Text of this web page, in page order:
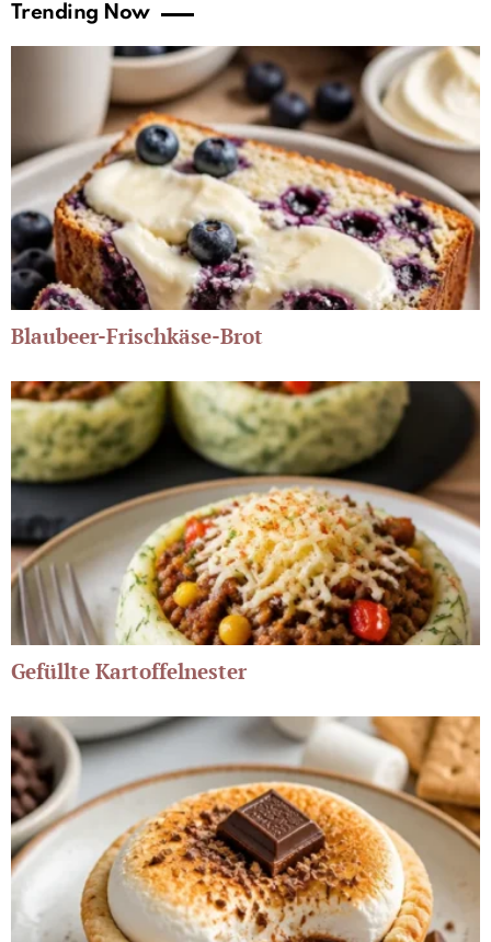
Trending Now
Blaubeer-Frischkäse-Brot
Gefüllte Kartoffelnester